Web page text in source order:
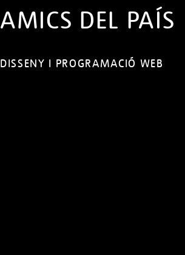
AMICS DEL PAÍS
DISSENY I PROGRAMACIÓ WEB